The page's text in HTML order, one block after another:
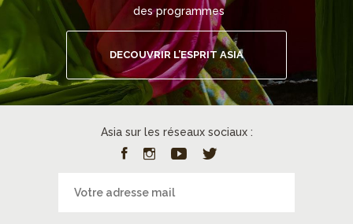
des programmes
DECOUVRIR L’ESPRIT ASIA
Asia sur les réseaux sociaux :